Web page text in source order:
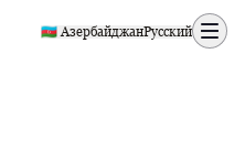
🇦🇿 АзербайджанРусский